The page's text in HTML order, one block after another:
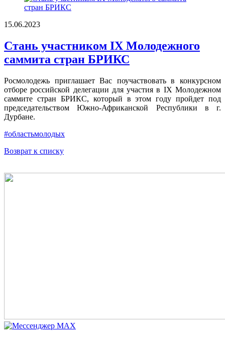
15.06.2023
Стань участником IX Молодежного
саммита стран БРИКС
Росмолодежь приглашает Вас поучаствовать в конкурсном
отборе российской делегации для участия в IX Молодежном
саммите стран БРИКС, который в этом году пройдет под
председательством Южно-Африканской Республики в г.
Дурбане.
#областьмолодых
Возврат к списку